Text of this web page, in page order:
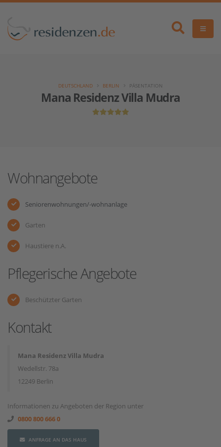
Mana Residenz Villa Mudra
DEUTSCHLAND BERLIN PÄSENTATION
Wohnangebote
Seniorenwohnungen/-wohnanlage
Garten
Haustiere n.A.
Pflegerische Angebote
Beschützter Garten
Kontakt
Mana Residenz Villa Mudra
Wedellstr. 78a
12249 Berlin
Informationen zu Angeboten der Region unter
0800 800 666 0
ANFRAGE AN DAS HAUS